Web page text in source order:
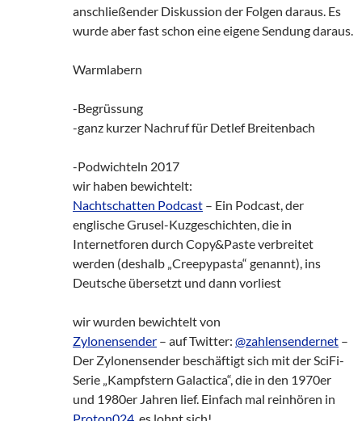
anschließender Diskussion der Folgen daraus. Es
wurde aber fast schon eine eigene Sendung daraus.
Warmlabern
-Begrüssung
-ganz kurzer Nachruf für Detlef Breitenbach
-Podwichteln 2017
wir haben bewichtelt:
Nachtschatten Podcast – Ein Podcast, der
englische Grusel-Kuzgeschichten, die in
Internetforen durch Copy&Paste verbreitet
werden (deshalb „Creepypasta“ genannt), ins
Deutsche übersetzt und dann vorliest
wir wurden bewichtelt von
Zylonensender – auf Twitter: @zahlensendernet –
Der Zylonensender beschäftigt sich mit der SciFi-
Serie „Kampfstern Galactica“, die in den 1970er
und 1980er Jahren lief. Einfach mal reinhören in